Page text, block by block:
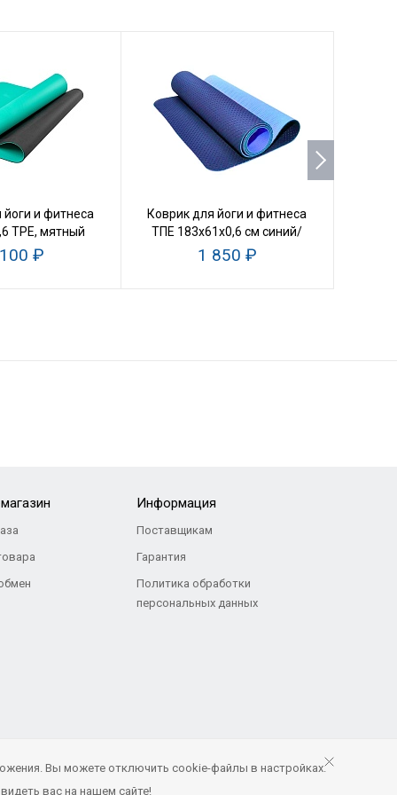
йоги и фитнеса
TPE, мятный
₽
Коврик для йоги и фитнеса
ТПЕ 183х61х0,6 см синий/
голубой
1 850 ₽
Информация
Поставщикам
Гарантия
Политика обработки
персональных данных
Продвижение и сопровождение
Вы можете отключить cookie-файлы в настройках.
вас на нашем сайте!